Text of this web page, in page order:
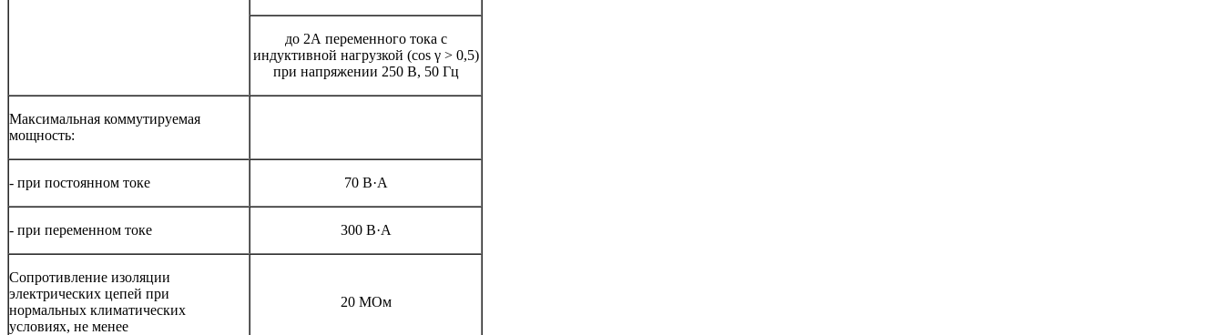
до 2А переменного тока с
индуктивной нагрузкой (cos γ > 0,5)
при напряжении 250 В, 50 Гц
Максимальная коммутируемая
мощность:
- при постоянном токе 70 В·А
- при переменном токе 300 В·А
Сопротивление изоляции
электрических цепей при
нормальных климатических
условиях, не менее
20 МОм